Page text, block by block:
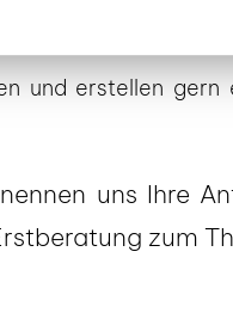
auch mit
und erstellen gern
uns Ihre
zum